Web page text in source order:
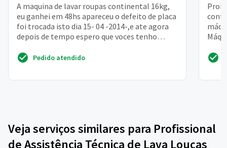
A maquina de lavar roupas continental 16kg,
eu ganhei em 48hs apareceu o defeito de placa
foi trocada isto dia 15- 04 -2014-,e ate agora
depois de tempo espero que voces tenho
Pedido atendido
Veja serviços similares para Profissional
de Assistência Técnica de Lava Louças